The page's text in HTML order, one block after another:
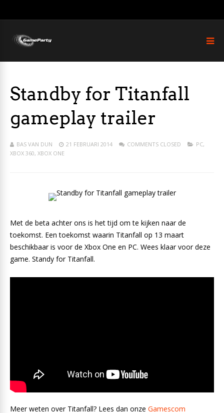
Standby for Titanfall
gameplay trailer
BAS VAN DUN 21 FEBRUARI 2014 COMMENTS CLOSED PC,
XBOX 360, XBOX ONE
Met de beta achter ons is het tijd om te kijken naar de
toekomst. Een toekomst waarin Titanfall op 13 maart
beschikbaar is voor de Xbox One en PC. Wees klaar voor deze
game. Standy for Titanfall.
Meer weten over Titanfall? Lees dan onze Gamescom